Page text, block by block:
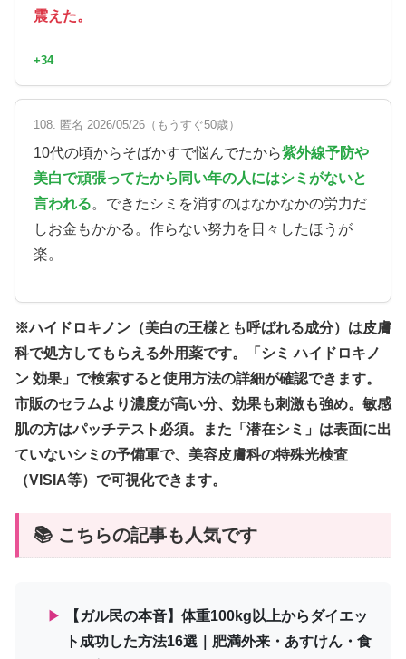
震えた。
+34
108. 匿名 2026/05/26（もうすぐ50歳）
10代の頃からそばかすで悩んでたから紫外線予防や
美白で頑張ってたから同い年の人にはシミがないと
言われる。できたシミを消すのはなかなかの労力だ
しお金もかかる。作らない努力を日々したほうが
楽。
※ハイドロキノン（美白の王様とも呼ばれる成分）は皮膚
科で処方してもらえる外用薬です。「シミ ハイドロキノ
ン 効果」で検索すると使用方法の詳細が確認できます。
市販のセラムより濃度が高い分、効果も刺激も強め。敏感
肌の方はパッチテスト必須。また「潜在シミ」は表面に出
ていないシミの予備軍で、美容皮膚科の特殊光検査
（VISIA等）で可視化できます。
📚 こちらの記事も人気です
▶
【ガル民の本音】体重100kg以上からダイエッ
ト成功した方法16選｜肥満外来・あすけん・食